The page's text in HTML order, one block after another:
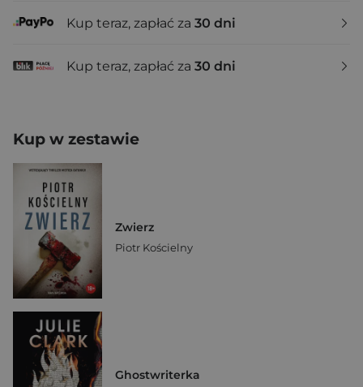
Kup teraz, zapłać za 30 dni
Kup teraz, zapłać za 30 dni
Kup w zestawie
Zwierz
Piotr Kościelny
Ghostwriterka